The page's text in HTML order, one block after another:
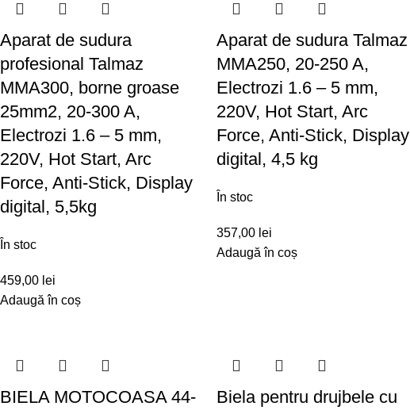
Aparat de sudura
profesional Talmaz
MMA300, borne groase
25mm2, 20-300 A,
Electrozi 1.6 – 5 mm,
220V, Hot Start, Arc
Force, Anti-Stick, Display
digital, 5,5kg
În stoc
459,00 lei
Adaugă în coș
Aparat de sudura Talmaz
MMA250, 20-250 A,
Electrozi 1.6 – 5 mm,
220V, Hot Start, Arc
Force, Anti-Stick, Display
digital, 4,5 kg
În stoc
357,00 lei
Adaugă în coș
BIELA MOTOCOASA 44-
Biela pentru drujbele cu